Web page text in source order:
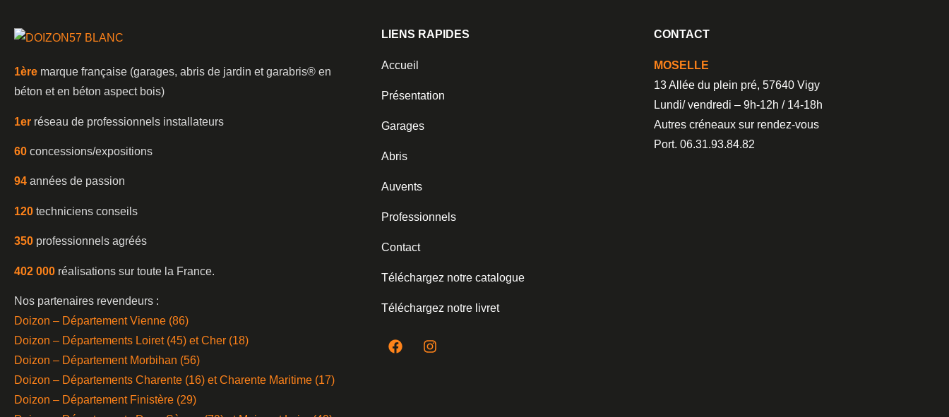
1ère marque française (garages, abris de jardin et garabris®️ en
béton et en béton aspect bois)
1er réseau de professionnels installateurs
60 concessions/expositions
94 années de passion
120 techniciens conseils
350 professionnels agréés
402 000 réalisations sur toute la France.
Nos partenaires revendeurs :
Doizon – Département Vienne (86)
Doizon – Départements Loiret (45) et Cher (18)
Doizon – Département Morbihan (56)
Doizon – Départements Charente (16) et Charente Maritime (17)
Doizon – Département Finistère (29)
LIENS RAPIDES
Accueil
Présentation
Garages
Abris
Auvents
Professionnels
Contact
Téléchargez notre catalogue
Téléchargez notre livret
CONTACT
MOSELLE
13 Allée du plein pré, 57640 Vigy
Lundi/ vendredi – 9h-12h / 14-18h
Autres créneaux sur rendez-vous
Port. 06.31.93.84.82